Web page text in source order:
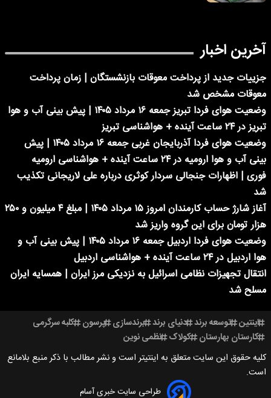
آخرین اخبار
جزییات جدید از پرداخت معوقات بازنشستگان | زمان پرداخت
معوقات مشخص شد
وضعیت هوای فردا تبریز جمعه ۱۶ مرداد ۱۴۰۵ | پیش بینی آب و هوا
تبریز در ۲۴ ساعت آینده + هواشناسی تبریز
وضعیت هوای فردا آذربایجان غربی جمعه ۱۶ مرداد ۱۴۰۵ | پیش
بینی آب و هوا ارومیه در ۲۴ ساعت آینده + هواشناسی ارومیه
فوری | اظهارات جنجالی سردار کوثری درباره علی لاریجانی تکذیب
شد
آغاز شارژ حساب کارمندان امروز ۱۵ مرداد ۱۴۰۵ | مبلغ ۴ میلیون و ۲۵۰
هزار تومان برای این گروه واریز شد
وضعیت هوای فردا اردبیل جمعه ۱۶ مرداد ۱۴۰۵ | پیش بینی آب و
هوا اردبیل در ۲۴ ساعت آینده + هواشناسی اردبیل
انتقال تجهیزات نظامی اسرائیل به نزدیکی مرز ایران | همسایه ایران
مسلح شد
اینتین توسعه برند دنیای برند برندسازی پرسون کلبه سرگرمی
کارستان بهارستان کولاک نظمی نوین
کلیه حقوق این سایت متعلق به اینتیتر است و نشر مطالب با ذکر منبع بلامانع
است.
طراحی سایت خبری آسام